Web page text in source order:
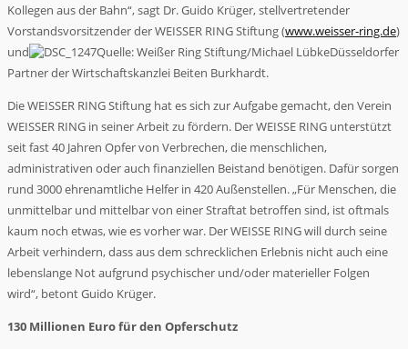
Kollegen aus der Bahn“, sagt Dr. Guido Krüger, stellvertretender
Vorstandsvorsitzender der WEISSER RING Stiftung (www.weisser-ring.de)
und
Quelle: Weißer Ring Stiftung/Michael LübkeDüsseldorfer
Partner der Wirtschaftskanzlei Beiten Burkhardt.
Die WEISSER RING Stiftung hat es sich zur Aufgabe gemacht, den Verein
WEISSER RING in seiner Arbeit zu fördern. Der WEISSE RING unterstützt
seit fast 40 Jahren Opfer von Verbrechen, die menschlichen,
administrativen oder auch finanziellen Beistand benötigen. Dafür sorgen
rund 3000 ehrenamtliche Helfer in 420 Außenstellen. „Für Menschen, die
unmittelbar und mittelbar von einer Straftat betroffen sind, ist oftmals
kaum noch etwas, wie es vorher war. Der WEISSE RING will durch seine
Arbeit verhindern, dass aus dem schrecklichen Erlebnis nicht auch eine
lebenslange Not aufgrund psychischer und/oder materieller Folgen
wird“, betont Guido Krüger.
130 Millionen Euro für den Opferschutz